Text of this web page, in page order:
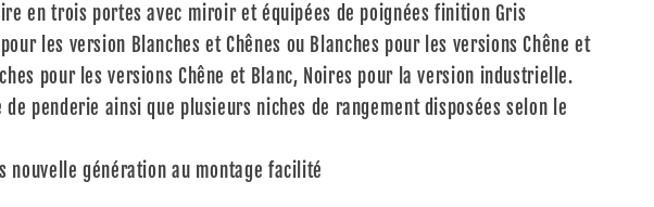
en trois portes avec miroir et équipées de poignées finition Gris
les version Blanches et Chênes ou Blanches pour les versions Chêne et
pour les versions Chêne et Blanc, Noires pour la version industrielle.
de penderie ainsi que plusieurs niches de rangement disposées selon le
nouvelle génération au montage facilité